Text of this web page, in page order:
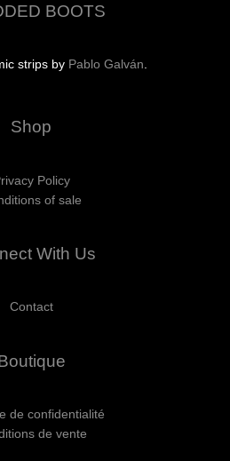
BOOTS
strips by Pablo Galván.
Shop
Policy
of sale
With Us
Contact
de confidentialité
de vente